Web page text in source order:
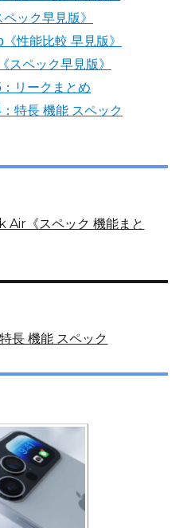
ック早見版》
性能比較 早見版》
スペック早見版》
リークまとめ
特長 機能 スペック
Air《スペック 機能まと
長 機能 スペック